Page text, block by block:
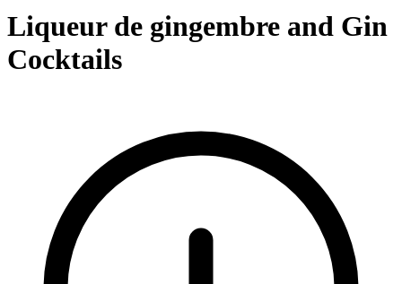
Liqueur de gingembre and Gin
Cocktails